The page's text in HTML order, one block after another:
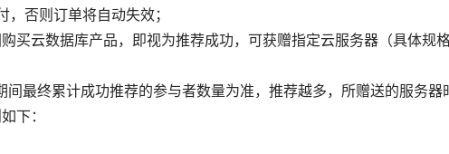
否则订单将自动失效；
买云数据库产品，即视为推荐成功，可获赠指定云服务器（具体规
最终累计成功推荐的参与者数量为准，推荐越多，所赠送的服务器
下：